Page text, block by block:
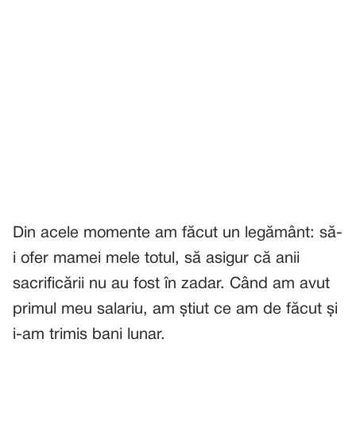
Din acele momente am făcut un legământ: să-
i ofer mamei mele totul, să asigur că anii
sacrificării nu au fost în zadar. Când am avut
primul meu salariu, am știut ce am de făcut și
i-am trimis bani lunar.